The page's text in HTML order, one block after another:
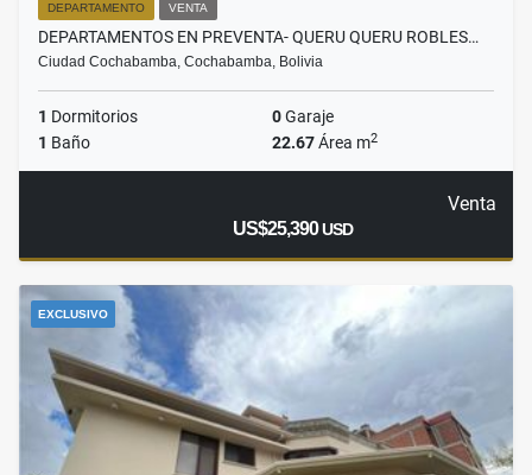
DEPARTAMENTO VENTA
DEPARTAMENTOS EN PREVENTA- QUERU QUERU ROBLES…
Ciudad Cochabamba, Cochabamba, Bolivia
1 Dormitorios 0Garaje
1 Baño 22.67Área m2
Venta
US$25,390USD
EXCLUSIVO